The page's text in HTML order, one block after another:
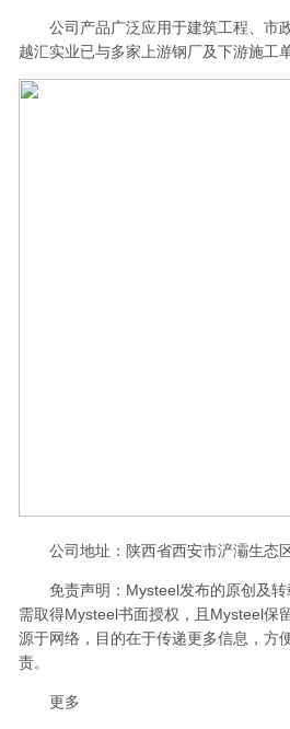
公司产品广泛应用于建筑工程、市政
越汇实业已与多家上游钢厂及下游施工
公司地址：陕西省西安市浐灞生态区
免责声明：Mysteel发布的原创及转
需取得Mysteel书面授权，且Mysteel保
源于网络，目的在于传递更多信息，方
责。
更多